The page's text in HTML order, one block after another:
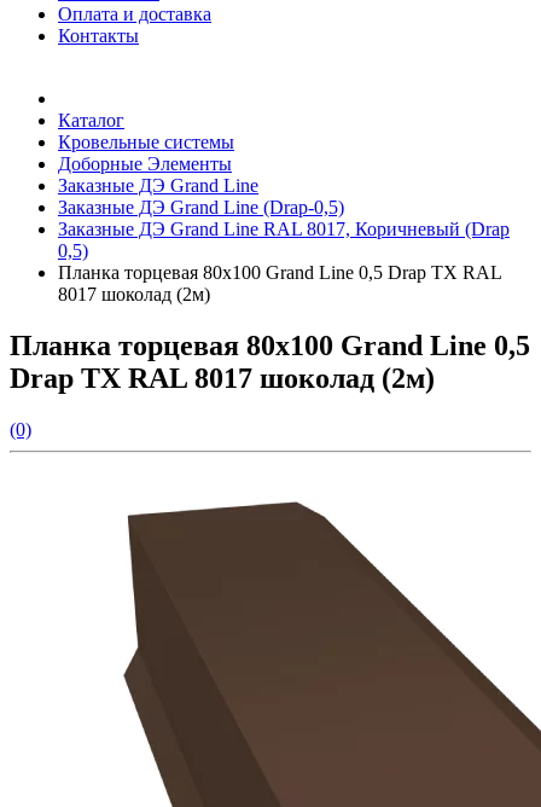
Оплата и доставка
Контакты
Каталог
Кровельные системы
Доборные Элементы
Заказные ДЭ Grand Line
Заказные ДЭ Grand Line (Drap-0,5)
Заказные ДЭ Grand Line RAL 8017, Коричневый (Drap
0,5)
Планка торцевая 80х100 Grand Line 0,5 Drap ТХ RAL
8017 шоколад (2м)
Планка торцевая 80х100 Grand Line 0,5
Drap ТХ RAL 8017 шоколад (2м)
(0)